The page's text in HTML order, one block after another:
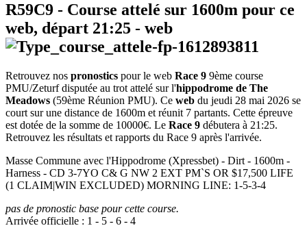
R59C9 - Course attelé sur 1600m pour ce
web, départ 21:25 - web
Retrouvez nos pronostics pour le web Race 9 9ème course
PMU/Zeturf disputée au trot attelé sur l'hippodrome de The
Meadows (59ème Réunion PMU). Ce web du jeudi 28 mai 2026 se
court sur une distance de 1600m et réunit 7 partants. Cette épreuve
est dotée de la somme de 10000€. Le Race 9 débutera à 21:25.
Retrouvez les résultats et rapports du Race 9 après l'arrivée.
Masse Commune avec l'Hippodrome (Xpressbet) - Dirt - 1600m -
Harness - CD 3-7YO C& G NW 2 EXT PM`S OR $17,500 LIFE
(1 CLAIM|WIN EXCLUDED) MORNING LINE: 1-5-3-4
pas de pronostic base pour cette course.
Arrivée officielle : 1 - 5 - 6 - 4